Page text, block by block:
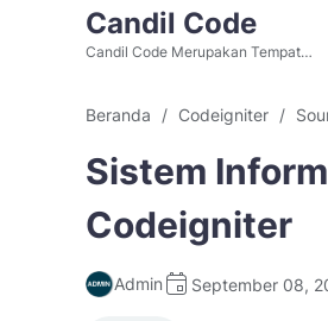
Candil Code
Candil Code Merupakan Tempat
PHP dan Aplikasi Berbasis Website
Beranda Codeigniter
Sistem
Codeigniter
Admin September 08,